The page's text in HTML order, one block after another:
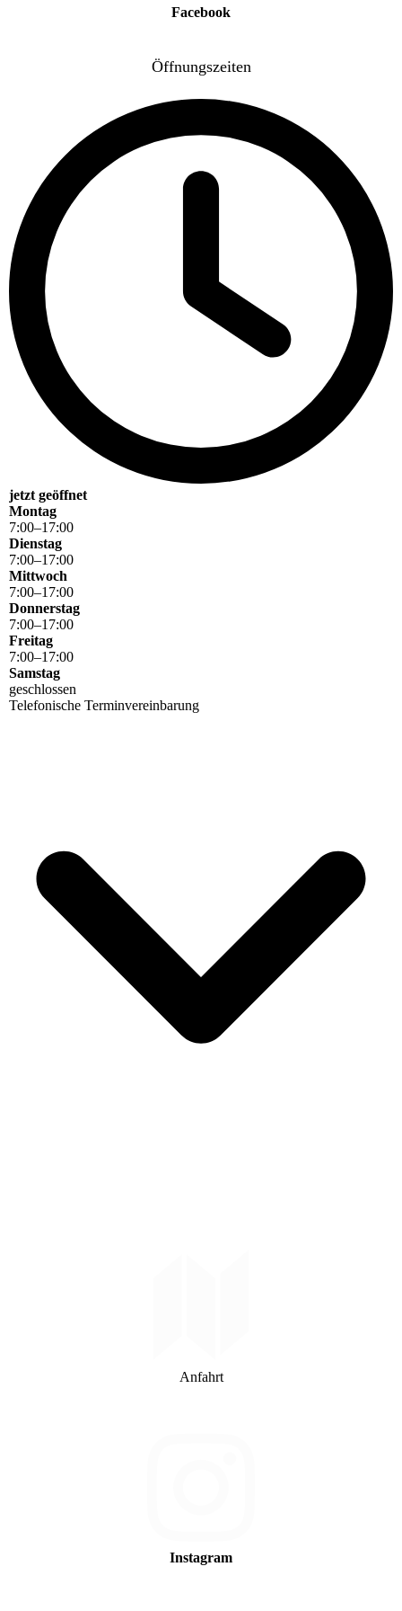
Facebook
Öffnungszeiten
jetzt geöffnet
Montag
7:00–17:00
Dienstag
7:00–17:00
Mittwoch
7:00–17:00
Donnerstag
7:00–17:00
Freitag
7:00–17:00
Samstag
geschlossen
Telefonische Terminvereinbarung
Anfahrt
Instagram